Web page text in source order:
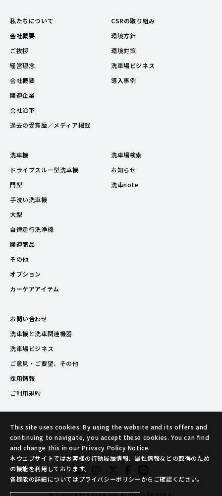
私たちについて
会社概要
ご挨拶
経営理念
会社概要
関連企業
会社沿革
過去の受賞歴／メディア掲載
CSRの取り組み
環境方針
環境対策
洗車場ビジネス
導入事例
洗車機
ドライブスルー型洗車機
門型
手洗い洗車機
大型
自律走行洗浄機
関連商品
その他
オプション
カーケアアイテム
洗車場検索
お知らせ
洗車note
お問い合わせ
洗車機と洗車関連機器
洗車場ビジネス
ご意見・ご要望、その他
採用情報
ご利用規約
© TakeuchiBeauty co.,ltd. All Rights Reserved.
This site uses cookies. By using the website and its offers and
continuing to navigate, you accept these cookies. You can find
and change this in our Privacy Policy Notice.
本ウェブサイトではお客様の行動履歴情報、属性情報などの取得のため
の機能を利用しております。
各機能の詳細についてはプライバシーポリシーからご確認ください。